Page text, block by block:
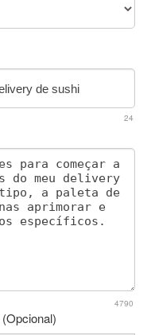
24
4790
(Opcional)